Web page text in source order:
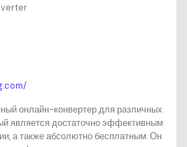
онлайн-конвертер для различных
является достаточно эффективным
а также абсолютно бесплатным. Он